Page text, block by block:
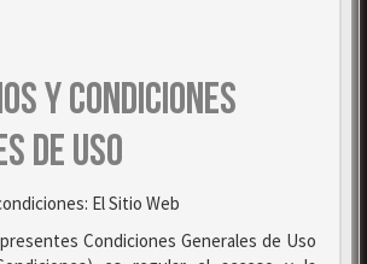
Y CONDICIONES
DE USO
El Sitio Web
Condiciones Generales de Uso